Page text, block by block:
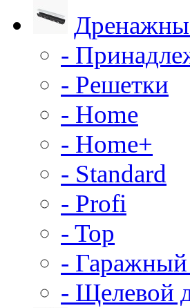
-
- Решетки
- Home
- Home+
- Standard
- Profi
- Top
- Гаражный
- Щелевой